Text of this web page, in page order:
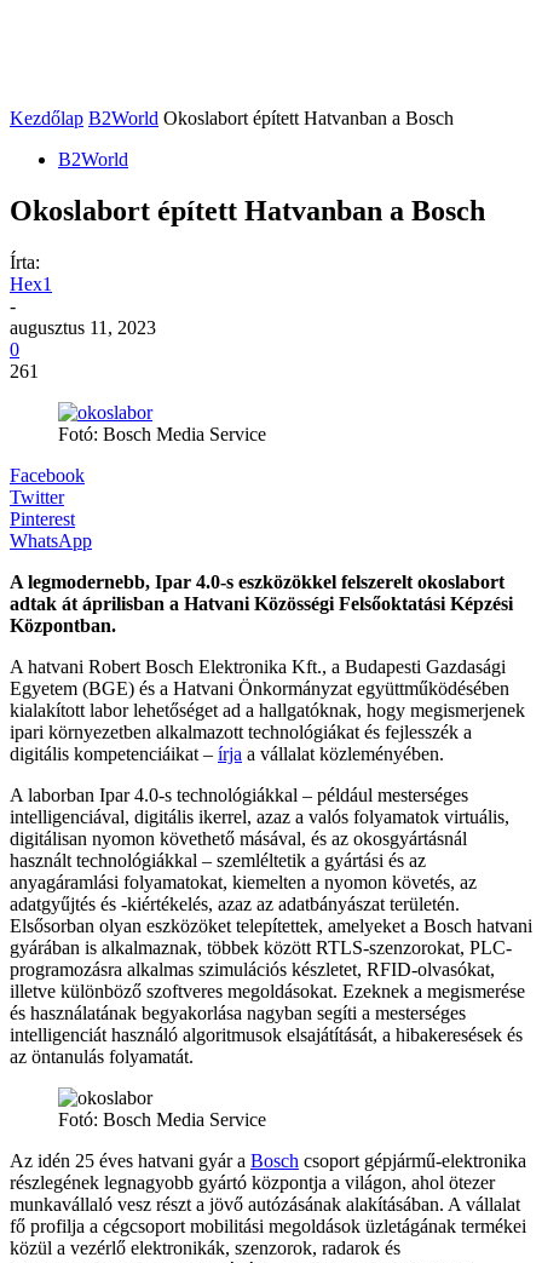
Kezdőlap B2World Okoslabort épített Hatvanban a Bosch
B2World
Okoslabort épített Hatvanban a Bosch
Írta:
Hex1
-
augusztus 11, 2023
0
261
Fotó: Bosch Media Service
Facebook
Twitter
Pinterest
WhatsApp
A legmodernebb, Ipar 4.0-s eszközökkel felszerelt okoslabort
adtak át áprilisban a Hatvani Közösségi Felsőoktatási Képzési
Központban.
A hatvani Robert Bosch Elektronika Kft., a Budapesti Gazdasági
Egyetem (BGE) és a Hatvani Önkormányzat együttműködésében
kialakított labor lehetőséget ad a hallgatóknak, hogy megismerjenek
ipari környezetben alkalmazott technológiákat és fejlesszék a
digitális kompetenciáikat – írja a vállalat közleményében.
A laborban Ipar 4.0-s technológiákkal – például mesterséges
intelligenciával, digitális ikerrel, azaz a valós folyamatok virtuális,
digitálisan nyomon követhető másával, és az okosgyártásnál
használt technológiákkal – szemléltetik a gyártási és az
anyagáramlási folyamatokat, kiemelten a nyomon követés, az
adatgyűjtés és -kiértékelés, azaz az adatbányászat területén.
Elsősorban olyan eszközöket telepítettek, amelyeket a Bosch hatvani
gyárában is alkalmaznak, többek között RTLS-szenzorokat, PLC-
programozásra alkalmas szimulációs készletet, RFID-olvasókat,
illetve különböző szoftveres megoldásokat. Ezeknek a megismerése
és használatának begyakorlása nagyban segíti a mesterséges
intelligenciát használó algoritmusok elsajátítását, a hibakeresések és
az öntanulás folyamatát.
Fotó: Bosch Media Service
Az idén 25 éves hatvani gyár a Bosch csoport gépjármű-elektronika
részlegének legnagyobb gyártó központja a világon, ahol ötezer
munkavállaló vesz részt a jövő autózásának alakításában. A vállalat
fő profilja a cégcsoport mobilitási megoldások üzletágának termékei
közül a vezérlő elektronikák, szenzorok, radarok és